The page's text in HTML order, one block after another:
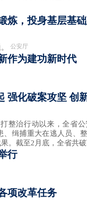
炼，投身基层基
公安厅
作为建功新时代
强化破案攻坚 创
整治行动以来，全省
缉捕重大在逃人员、
。截至2月底，全省共
行
项改革任务